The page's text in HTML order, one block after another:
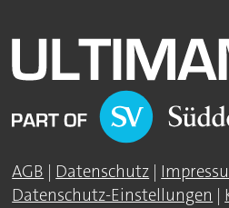
AGB | Datenschutz |
Datenschutz-Einstellungen |